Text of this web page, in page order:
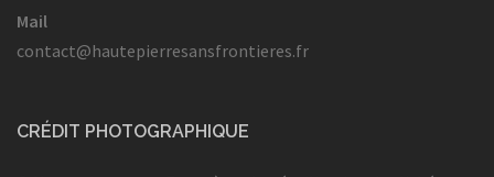
Mail
contact@hautepierresansfrontieres.fr
CRÉDIT PHOTOGRAPHIQUE